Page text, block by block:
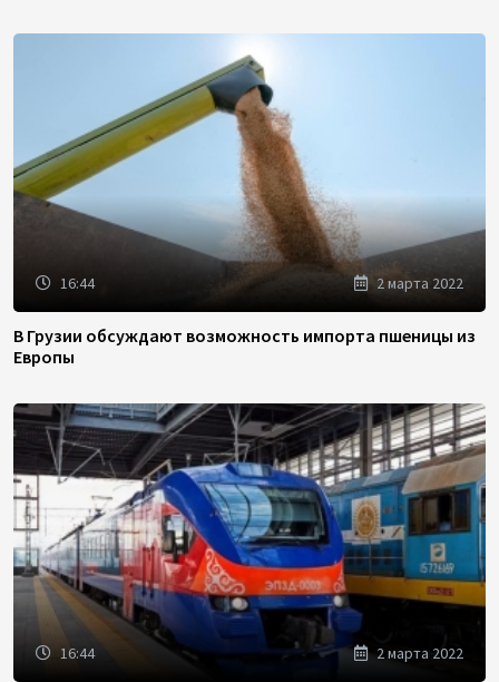
16:44 2 марта 2022
В Грузии обсуждают возможность импорта пшеницы из
Европы
16:44 2 марта 2022